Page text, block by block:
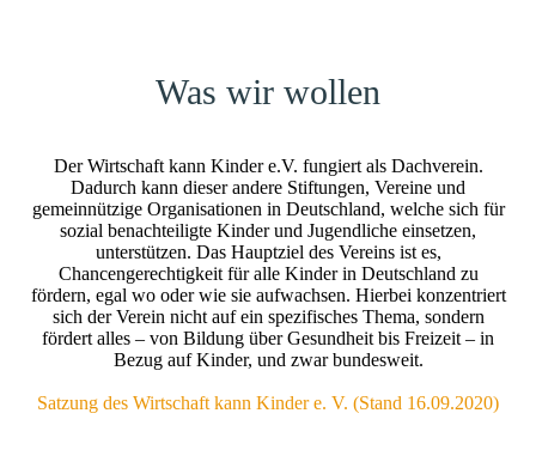
Was wir wollen
Der Wirtschaft kann Kinder e.V. fungiert als Dachverein.
Dadurch kann dieser andere Stiftungen, Vereine und
gemeinnützige Organisationen in Deutschland, welche sich für
sozial benachteiligte Kinder und Jugendliche einsetzen,
unterstützen. Das Hauptziel des Vereins ist es,
Chancengerechtigkeit für alle Kinder in Deutschland zu
fördern, egal wo oder wie sie aufwachsen. Hierbei konzentriert
sich der Verein nicht auf ein spezifisches Thema, sondern
fördert alles – von Bildung über Gesundheit bis Freizeit – in
Bezug auf Kinder, und zwar bundesweit.
Satzung des Wirtschaft kann Kinder e. V. (Stand 16.09.2020)